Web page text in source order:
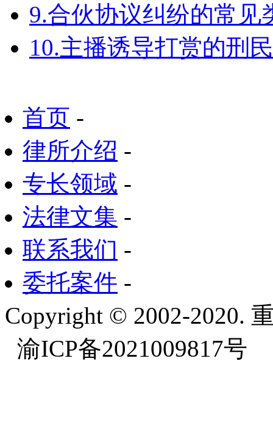
9.合伙协议纠纷的常见
10.主播诱导打赏的刑
首页 -
律所介绍 -
专长领域 -
法律文集 -
联系我们 -
委托案件 -
Copyright © 2002-2020.
渝ICP备2021009817号